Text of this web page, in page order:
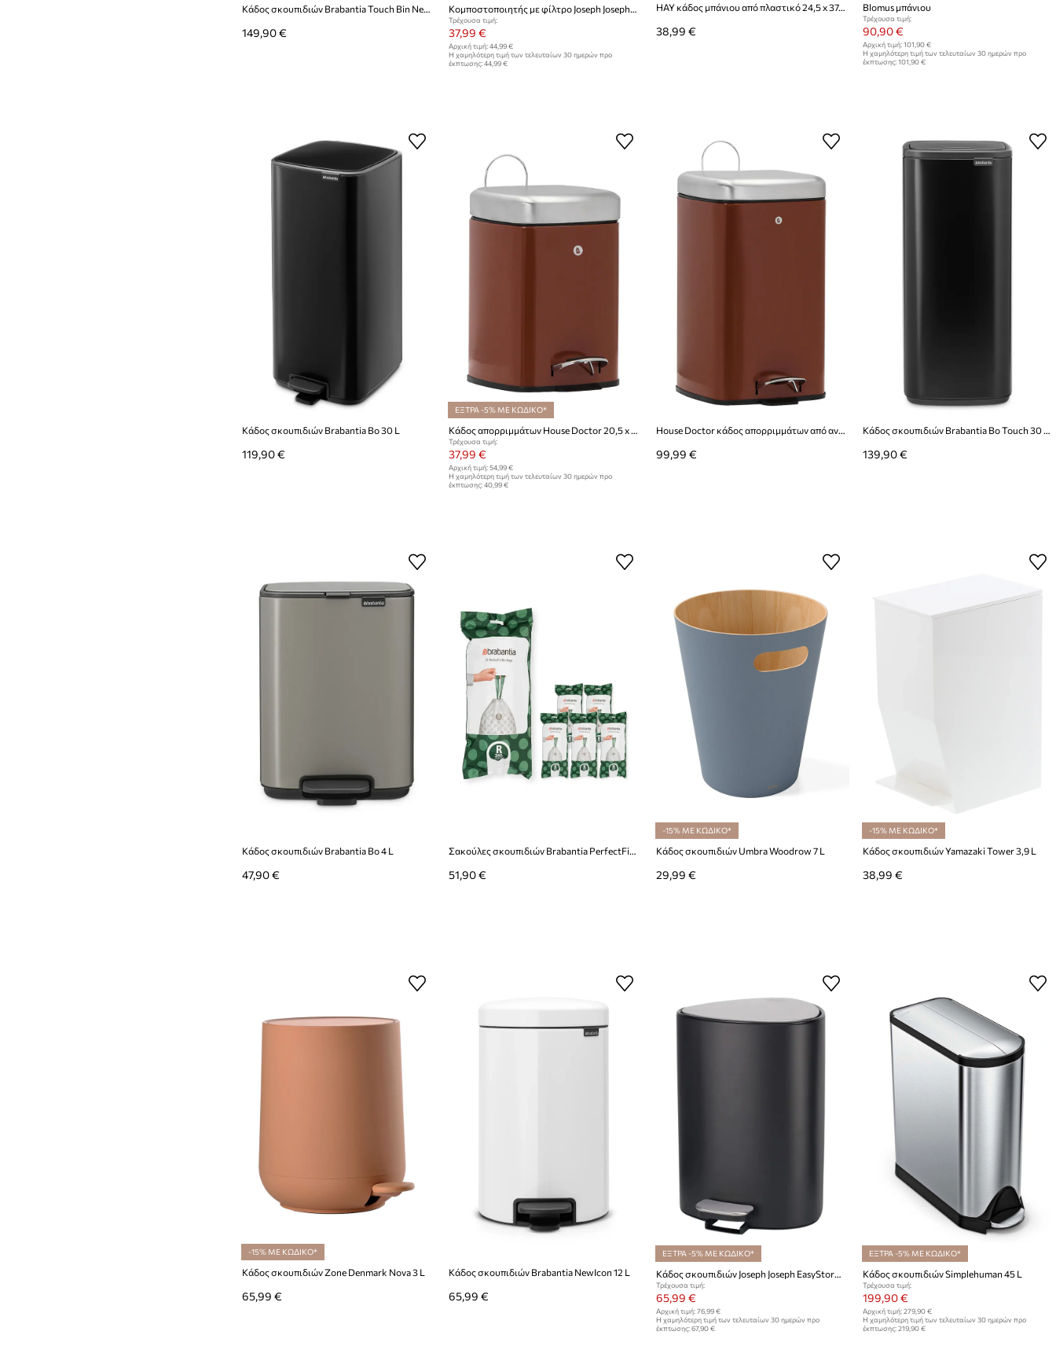
Κάδος σκουπιδιών Brabantia Touch Bin New, 30 L
149,90 €
Κομποστοποιητής με φίλτρο Joseph Joseph Stack 4 L
Τρέχουσα τιμή:
37,99 €
Αρχική τιμή: 44,99 €
Η χαμηλότερη τιμή των τελευταίων 30 ημερών προ
έκπτωσης: 44,99 €
HAY κάδος μπάνιου από πλαστικό 24,5 x 37,5 x 57,5 cm
38,99 €
Blomus μπάνιου
Τρέχουσα τιμή:
90,90 €
Αρχική τιμή: 101,90 €
Η χαμηλότερη τιμή των τελευταίων 30 ημερών προ
έκπτωσης: 101,90 €
Κάδος σκουπιδιών Brabantia Bo 30 L
119,90 €
ΕΞΤΡΑ -5% ΜΕ ΚΩΔΙΚΟ*
Τρέχουσα τιμή:
37,99 €
Αρχική τιμή: 54,99 €
Η χαμηλότερη τιμή των τελευταίων 30 ημερών προ
έκπτωσης: 40,99 €
House Doctor κάδος απορριμμάτων από ανοξείδωτο χάλυβα 27 x 36 x 46 cm
99,99 € 139,90 €
Κάδος σκουπιδιών Brabantia Bo 4 L
47,90 €
Σακούλες σκουπιδιών Brabantia PerfectFit, R, 36 L, 6 x 20 szt.
51,90 €
-15% ΜΕ ΚΩΔΙΚΟ*
Κάδος σκουπιδιών Umbra Woodrow 7 L
29,99 €
-15% ΜΕ ΚΩΔΙΚΟ*
Κάδος σκουπιδιών Yamazaki Tower 3,9 L
38,99 €
-15% ΜΕ ΚΩΔΙΚΟ*
Κάδος σκουπιδιών Zone Denmark Nova 3 L
65,99 €
Κάδος σκουπιδιών Brabantia NewIcon 12 L
65,99 €
ΕΞΤΡΑ -5% ΜΕ ΚΩΔΙΚΟ*
Κάδος σκουπιδιών Joseph Joseph EasyStore 5 L
Τρέχουσα τιμή:
65,99 €
Αρχική τιμή: 76,99 €
Η χαμηλότερη τιμή των τελευταίων 30 ημερών προ
έκπτωσης: 67,90 €
ΕΞΤΡΑ -5% ΜΕ ΚΩΔΙΚΟ*
Κάδος σκουπιδιών Simplehuman 45 L
Τρέχουσα τιμή:
199,90 €
Αρχική τιμή: 279,90 €
Η χαμηλότερη τιμή των τελευταίων 30 ημερών προ
έκπτωσης: 219,90 €